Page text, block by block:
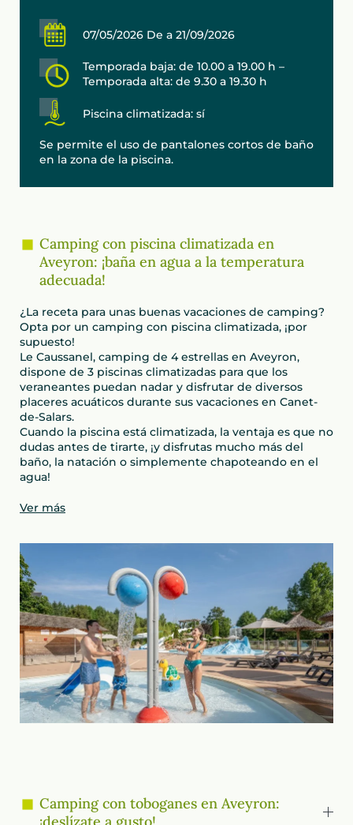
07/05/2026 De a 21/09/2026
Temporada baja: de 10.00 a 19.00 h –
Temporada alta: de 9.30 a 19.30 h
Piscina climatizada: sí
Se permite el uso de pantalones cortos de baño
en la zona de la piscina.
Camping con piscina climatizada en
Aveyron: ¡baña en agua a la temperatura
adecuada!
¿La receta para unas buenas vacaciones de camping?
Opta por un camping con piscina climatizada, ¡por
supuesto!
Le Caussanel, camping de 4 estrellas en Aveyron,
dispone de 3 piscinas climatizadas para que los
veraneantes puedan nadar y disfrutar de diversos
placeres acuáticos durante sus vacaciones en Canet-
de-Salars.
Cuando la piscina está climatizada, la ventaja es que no
dudas antes de tirarte, ¡y disfrutas mucho más del
baño, la natación o simplemente chapoteando en el
agua!
Ver más
Camping con toboganes en Aveyron: